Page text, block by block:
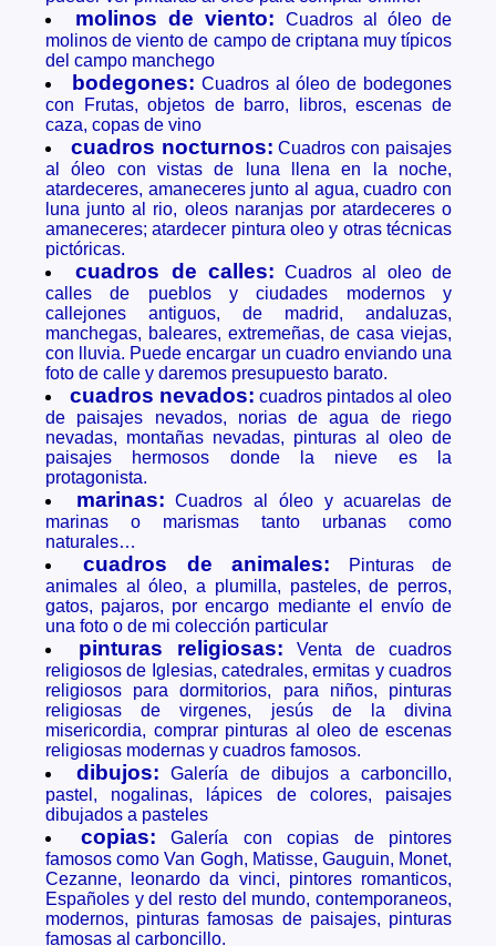
molinos de viento:
Cuadros al óleo de
molinos de viento de campo de criptana muy típicos
del campo manchego
bodegones: Cuadros al óleo de bodegones
con Frutas, objetos de barro, libros, escenas de
caza, copas de vino
cuadros nocturnos: Cuadros con paisajes
al óleo con vistas de luna llena en la noche,
atardeceres, amaneceres junto al agua, cuadro con
luna junto al rio, oleos naranjas por atardeceres o
amaneceres; atardecer pintura oleo y otras técnicas
pictóricas.
cuadros de calles: Cuadros al oleo de
calles de pueblos y ciudades modernos y
callejones antiguos, de madrid, andaluzas,
manchegas, baleares, extremeñas, de casa viejas,
con lluvia. Puede encargar un cuadro enviando una
foto de calle y daremos presupuesto barato.
cuadros nevados: cuadros pintados al oleo
de paisajes nevados, norias de agua de riego
nevadas, montañas nevadas, pinturas al oleo de
paisajes hermosos donde la nieve es la
protagonista.
marinas:
Cuadros al óleo y acuarelas de
marinas o marismas tanto urbanas como
naturales…
cuadros de animales:
Pinturas de
animales al óleo, a plumilla, pasteles, de perros,
gatos, pajaros, por encargo mediante el envío de
una foto o de mi colección particular
pinturas religiosas:
Venta de cuadros
religiosos de Iglesias, catedrales, ermitas y cuadros
religiosos para dormitorios, para niños, pinturas
religiosas de virgenes, jesús de la divina
misericordia, comprar pinturas al oleo de escenas
religiosas modernas y cuadros famosos.
dibujos:
Galería de dibujos a carboncillo,
pastel, nogalinas, lápices de colores, paisajes
dibujados a pasteles
copias:
Galería con copias de pintores
famosos como Van Gogh, Matisse, Gauguin, Monet,
Cezanne, leonardo da vinci, pintores romanticos,
Españoles y del resto del mundo, contemporaneos,
modernos, pinturas famosas de paisajes, pinturas
famosas al carboncillo.